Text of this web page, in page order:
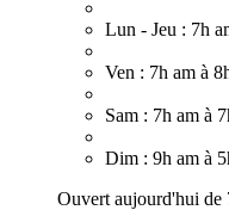
Lun - Jeu : 7h
Ven : 7h am à
Sam : 7h am à
Dim : 9h am à
Ouvert aujourd'hui de